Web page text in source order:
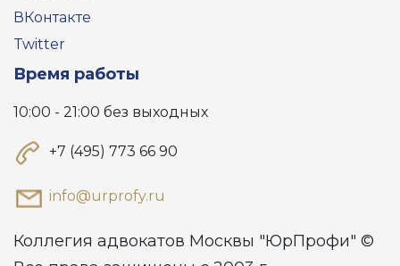
ВКонтакте
Twitter
Время работы
10:00 - 21:00 без выходных
+7 (495) 773 66 90
info@urprofy.ru
Коллегия адвокатов Москвы "ЮрПрофи" ©